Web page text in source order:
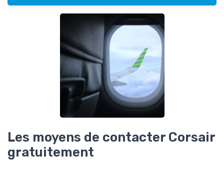
Les moyens de contacter Corsair
gratuitement